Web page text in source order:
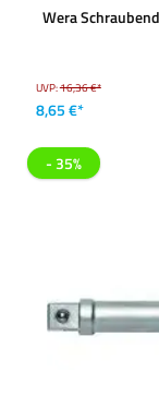
Wera
UVP:16,36 €*
8,65 €*
- 35%